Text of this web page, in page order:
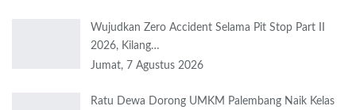
Wujudkan Zero Accident Selama Pit Stop Part II
2026, Kilang…
Jumat, 7 Agustus 2026
Ratu Dewa Dorong UMKM Palembang Naik Kelas